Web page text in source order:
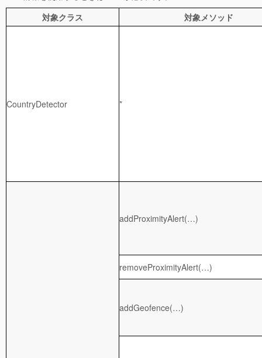
対象クラス
対象メソッド
CountryDetector *
addProximityAlert(…)
removeProximityAlert(…)
addGeofence(…)